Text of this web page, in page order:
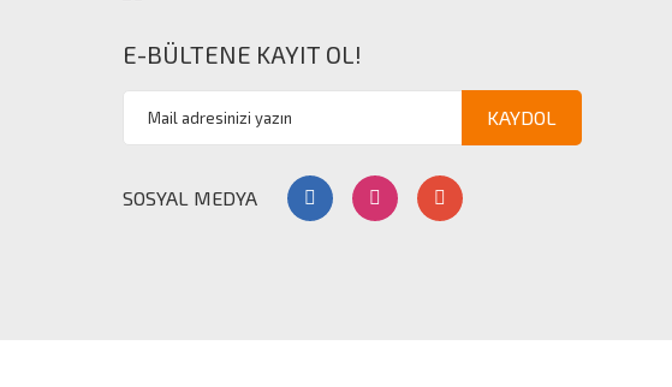
E-BÜLTENE KAYIT OL!
KAYDOL
SOSYAL MEDYA